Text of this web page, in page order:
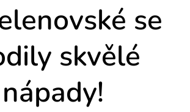
se
skvělé
nápady!